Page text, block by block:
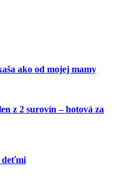
ako od mojej mamy
z 2 surovín – hotová za
deťmi